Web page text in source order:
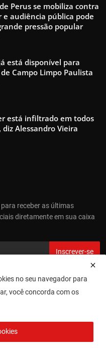
Perus se mobiliza contra
e audiência pública pode
pressão popular
está disponível para
Campo Limpo Paulista
está infiltrado em todos
diz Alessandro Vieira
receber as últimas
diretamente em sua caixa
Inscrever-se
no seu navegador para
você concorda com os